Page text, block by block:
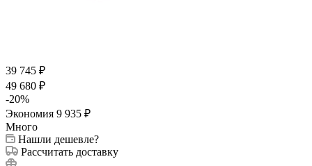
39 745 ₽
49 680 ₽
-20%
Экономия 9 935 ₽
Много
Нашли дешевле?
Рассчитать доставку